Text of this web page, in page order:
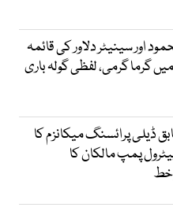
اور سینیٹر دلاور کی قائمہ
گرما گرمی، لفظی گولہ باری
پرائسنگ میکانزم کا
پمپ مالکان کا
خط